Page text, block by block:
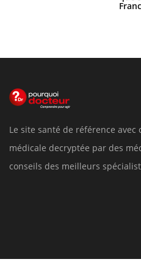
Le site santé de référence
médicale decryptée par des
conseils des meilleurs